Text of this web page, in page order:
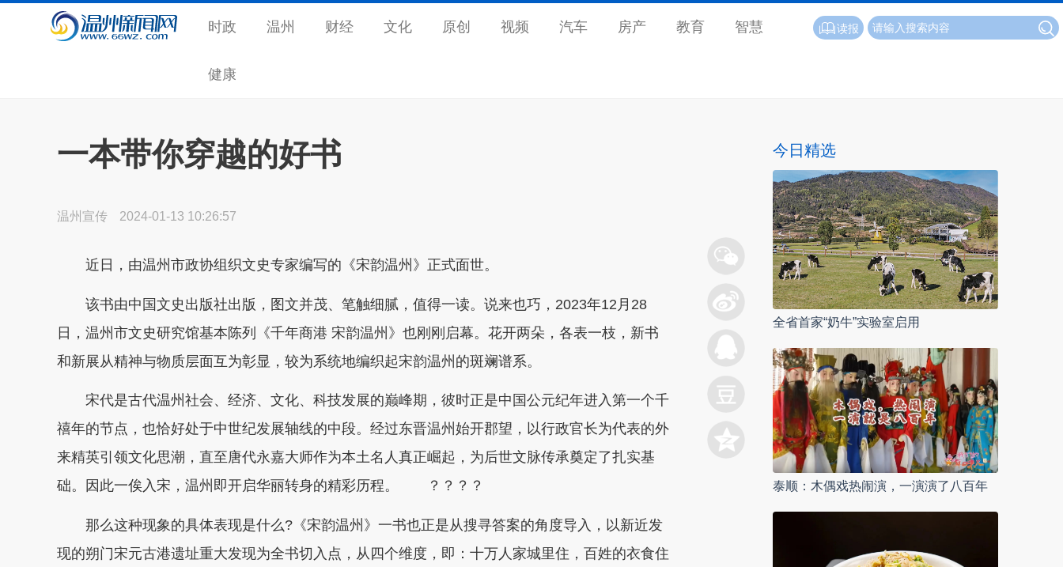
时政 温州 财经 文化 原创 视频 汽车 房产 教育 智慧
健康
读报
一本带你穿越的好书
温州宣传 2024-01-13 10:26:57
近日，由温州市政协组织文史专家编写的《宋韵温州》正式面世。
该书由中国文史出版社出版，图文并茂、笔触细腻，值得一读。说来也巧，2023年12月28
日，温州市文史研究馆基本陈列《千年商港 宋韵温州》也刚刚启幕。花开两朵，各表一枝，新书
和新展从精神与物质层面互为彰显，较为系统地编织起宋韵温州的斑斓谱系。
宋代是古代温州社会、经济、文化、科技发展的巅峰期，彼时正是中国公元纪年进入第一个千
禧年的节点，也恰好处于中世纪发展轴线的中段。经过东晋温州始开郡望，以行政官长为代表的外
来精英引领文化思潮，直至唐代永嘉大师作为本土名人真正崛起，为后世文脉传承奠定了扎实基
础。因此一俟入宋，温州即开启华丽转身的精彩历程。
？？？？
那么这种现象的具体表现是什么?《宋韵温州》一书也正是从搜寻答案的角度导入，以新近发
现的朔门宋元古港遗址重大发现为全书切入点，从四个维度，即： 十万人家城里住，百姓的衣食住
今日精选
全省首家“奶牛”实验室启用
泰顺：木偶戏热闹演，一演演了八百年